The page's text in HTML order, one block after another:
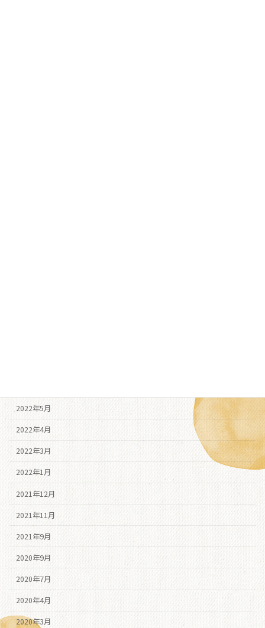
2022年5月
2022年4月
2022年3月
2022年1月
2021年12月
2021年11月
2021年9月
2020年9月
2020年7月
2020年4月
2020年3月